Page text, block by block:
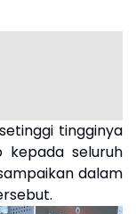
tingginya
kepada seluruh
dalam